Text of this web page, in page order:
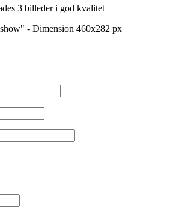
3 billeder i god kvalitet
- Dimension 460x282 px